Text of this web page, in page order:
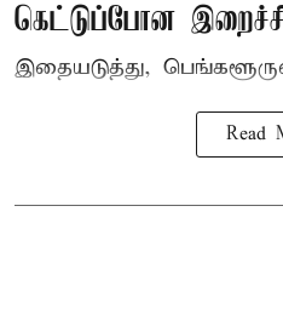
கெட்டுப்போன
இதையடுத்து,
Read